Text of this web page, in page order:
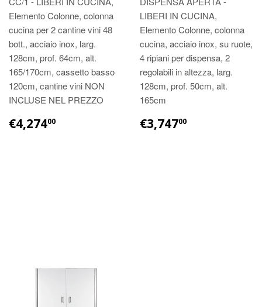
Elemento Colonne, colonna
cucina per 2 cantine vini 48
bott., acciaio inox, larg.
128cm, prof. 64cm, alt.
165/170cm, cassetto basso
120cm, cantine vini NON
INCLUSE NEL PREZZO
€4,27400
LIBERI IN CUCINA,
Elemento Colonne, colonna
cucina, acciaio inox, su ruote,
4 ripiani per dispensa, 2
regolabili in altezza, larg.
128cm, prof. 50cm, alt.
165cm
€3,74700